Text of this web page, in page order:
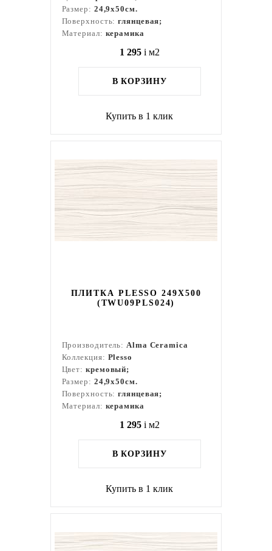
Размер: 24,9x50см.
Поверхность:глянцевая;
Материал: керамика
1 295 i м2
В КОРЗИНУ
Купить в 1 клик
ПЛИТКА PLESSO 249X500
(TWU09PLS024)
Производитель:Alma Ceramica
Коллекция: Plesso
Цвет: кремовый;
Размер: 24,9x50см.
Поверхность:глянцевая;
Материал: керамика
1 295 i м2
В КОРЗИНУ
Купить в 1 клик